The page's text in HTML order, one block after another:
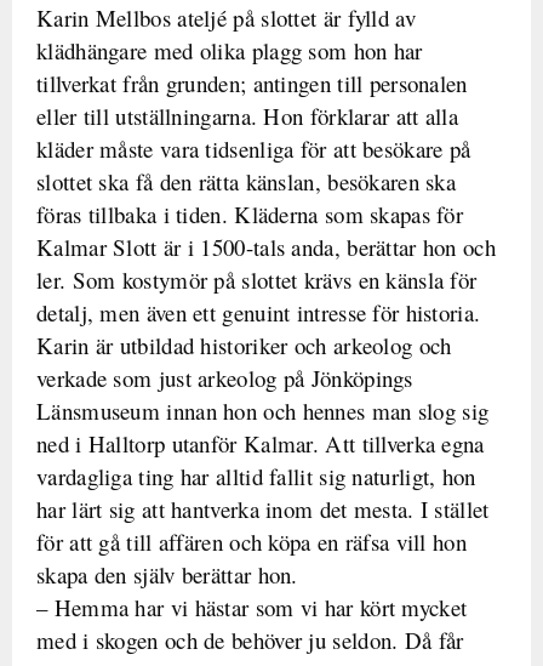
Karin Mellbos ateljé på slottet är fylld av
klädhängare med olika plagg som hon har
tillverkat från grunden; antingen till personalen
eller till utställningarna. Hon förklarar att alla
kläder måste vara tidsenliga för att besökare på
slottet ska få den rätta känslan, besökaren ska
föras tillbaka i tiden. Kläderna som skapas för
Kalmar Slott är i 1500-tals anda, berättar hon och
ler. Som kostymör på slottet krävs en känsla för
detalj, men även ett genuint intresse för historia.
Karin är utbildad historiker och arkeolog och
verkade som just arkeolog på Jönköpings
Länsmuseum innan hon och hennes man slog sig
ned i Halltorp utanför Kalmar. Att tillverka egna
vardagliga ting har alltid fallit sig naturligt, hon
har lärt sig att hantverka inom det mesta. I stället
för att gå till affären och köpa en räfsa vill hon
skapa den själv berättar hon.
– Hemma har vi hästar som vi har kört mycket
med i skogen och de behöver ju seldon. Då får